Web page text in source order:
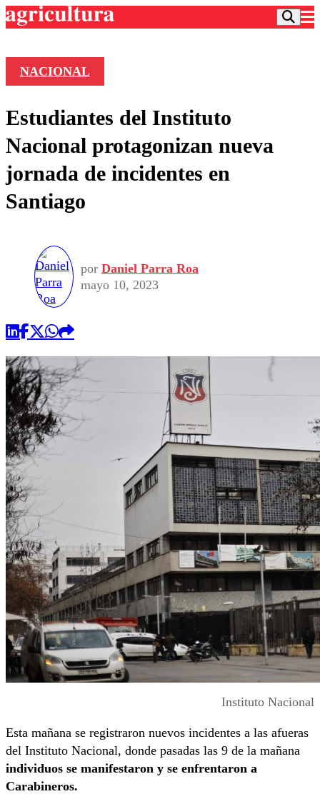
Frecuencias
Agricultura TV
Deportes
Colo Colo
Motor
Torneo Nacional
Universidad Católica
Entretención
Nacional
Política
Vida Social
Programas
Comercial
NACIONAL
Estudiantes del Instituto
Nacional protagonizan nueva
jornada de incidentes en
Santiago
por Daniel Parra Roa
mayo 10, 2023
Instituto Nacional
Esta mañana se registraron nuevos incidentes a las afueras
del Instituto Nacional, donde pasadas las 9 de la mañana
individuos se manifestaron y se enfrentaron a
Carabineros.